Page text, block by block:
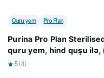
Quru yem Pro Plan
Purina Pro Plan
quru yem, hind quşu ilə,
5 (4)